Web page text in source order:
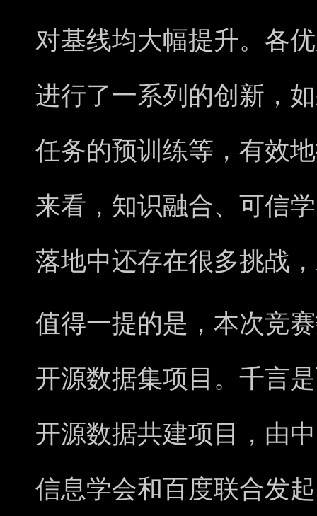
对基线均大幅提升。各
进行了一系列的创新，
任务的预训练等，有效
来看，知识融合、可信
落地中还存在很多挑战
值得一提的是，本次竞
开源数据集项目。千言
开源数据共建项目，由
信息学会和百度联合发